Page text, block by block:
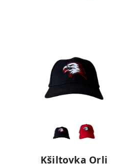
Kšiltovka Orli